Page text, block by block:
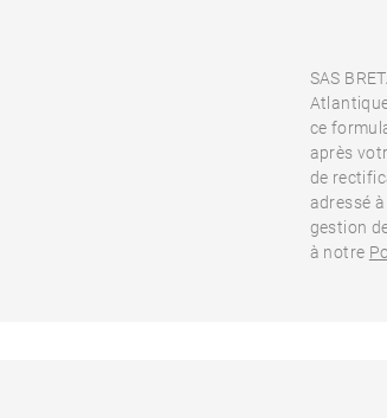
SAS
ce
après
de
adressé
gestion
à notre